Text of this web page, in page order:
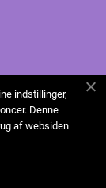
indstillinger,
Denne
af websiden